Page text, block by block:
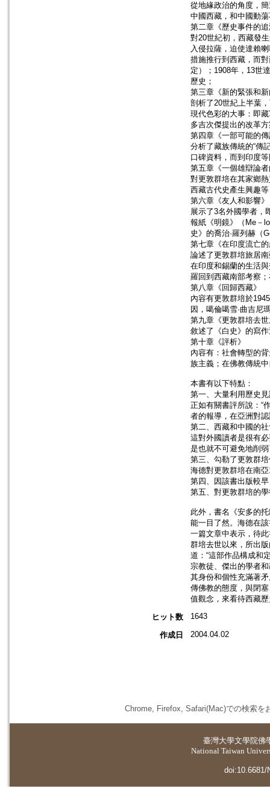
從地緣政治的角度，
中國西藏，和中國動
第二章《歷史事件的
對20世紀初，西藏發
入侵拉薩，迫使達賴
措施推行到西藏，而
定）；1908年，13世
歷史；
第三章《新的緊張和
剖析了20世紀上半葉
現代色彩的大事：即
多吉次傑提出的改革
第四章《一部可能的
分析了藏族傳統的“傳
口碑資料，而到印度
第五章《一個雄辯論
對更敦群培在其家鄉
西藏古代史產生興趣
第六章《友人和影響》
展示了3名外國學者，
報紙《明鏡》（Me－
史》的喬治·羅列赫（
第七章《在印度流亡
論述了更敦群培旅居
在印度和錫蘭的生活
羅回到西藏南部考察
第八章《回歸西藏》
內容有更敦群培於
因，噶倫噶雪·曲吉尼
第九章《更敦群培去
敘述了《白史》的寫
第十章《評析》
內容有：社會轉型的
族主義；在佛教傳統
本書有以下特點：
第一、大量利用歷史
正如有關書評所說：“
者的報導，在亞洲對
第二、西藏和中國的
這對外國讀者是很有
是也就不可避免地削
第三、勾勒了更敦群
海德對更敦群培在南
第四、因該書出版較
第五、對更敦群培的
此外，書名《安多的
能一目了然。海德在
一篇文章中表示，待
群培去世以來，所出
道：“這部作品構成和
宗教徒、傑出的學者
其身份和個性充滿著
傳佛教的態度，與閉
值觀念，來看待西藏
ヒット数
1643
作成日 2004.04.02
Chrome, Firefox, Safari(Mac)での検索を
臺灣大學文學院佛
National Taiwan
doi:10.6681/